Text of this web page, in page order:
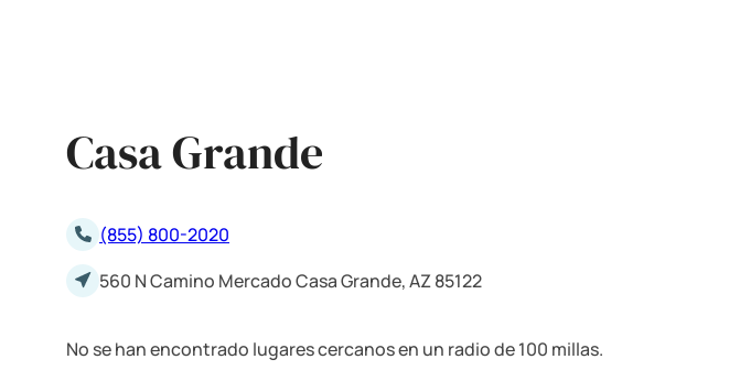
Casa Grande
(855) 800-2020
560 N Camino Mercado Casa Grande, AZ 85122
No se han encontrado lugares cercanos en un radio de 100 millas.